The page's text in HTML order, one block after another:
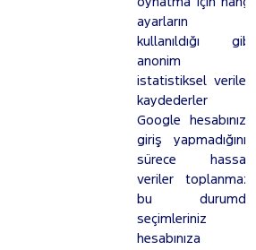
ayarların
kullanıldığı gibi
anonim
istatistiksel verileri
kaydederler .
Google hesabınıza
giriş yapmadığınız
sürece hassas
veriler toplanmaz,
bu durumda
seçimleriniz
hesabınıza